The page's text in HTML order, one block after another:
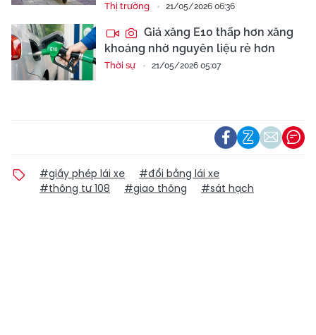
Thị trường 21/05/2026 06:36
Giá xăng E10 thấp hơn xăng
khoáng nhờ nguyên liệu rẻ hơn
Thời sự 21/05/2026 05:07
#giấy phép lái xe
#đổi bằng lái xe
#thông tư 108
#giao thông #sát hạch